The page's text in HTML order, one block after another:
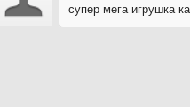
супер мега игрушка